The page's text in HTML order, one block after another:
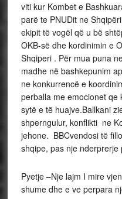
viti kur Kombet e
parë te PNUDit ne
ekipit të vogël që u bë
OKB-së dhe kordinimin e
Shqiperi . Për mua puna
madhe në bashkepunim
ne konkurrencë e
perballa me emocionet qe
sytë e të huajve.Ballkani
shperngulur, konflikti ne
jehone. BBCvendosi të
shqipe, pas nje nderprerje
Pyetje –Nje lajm I mire
shume dhe e ve perpara